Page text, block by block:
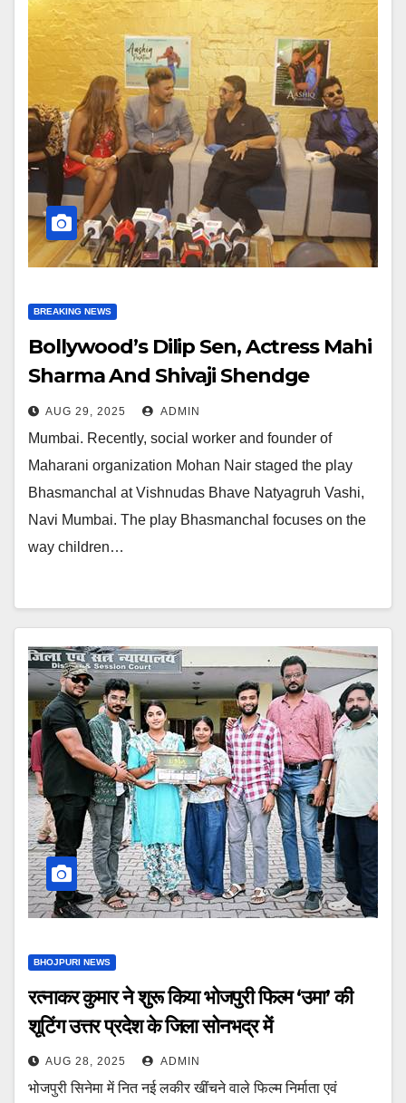
BREAKING NEWS
Bollywood’s Dilip Sen, Actress Mahi
Sharma And Shivaji Shendge
Arrived To Congratulate Mohan
Nair’s Play BHASMANCHAL
AUG 29, 2025 ADMIN
Mumbai. Recently, social worker and founder of
Maharani organization Mohan Nair staged the play
Bhasmanchal at Vishnudas Bhave Natyagruh Vashi,
Navi Mumbai. The play Bhasmanchal focuses on the
way children…
BHOJPURI NEWS
रत्नाकर कुमार ने शुरू किया भोजपुरी फिल्म ‘उमा’ की
शूटिंग उत्तर प्रदेश के जिला सोनभद्र में
AUG 28, 2025 ADMIN
भोजपुरी सिनेमा में नित नई लकीर खींचने वाले फिल्म निर्माता एवं